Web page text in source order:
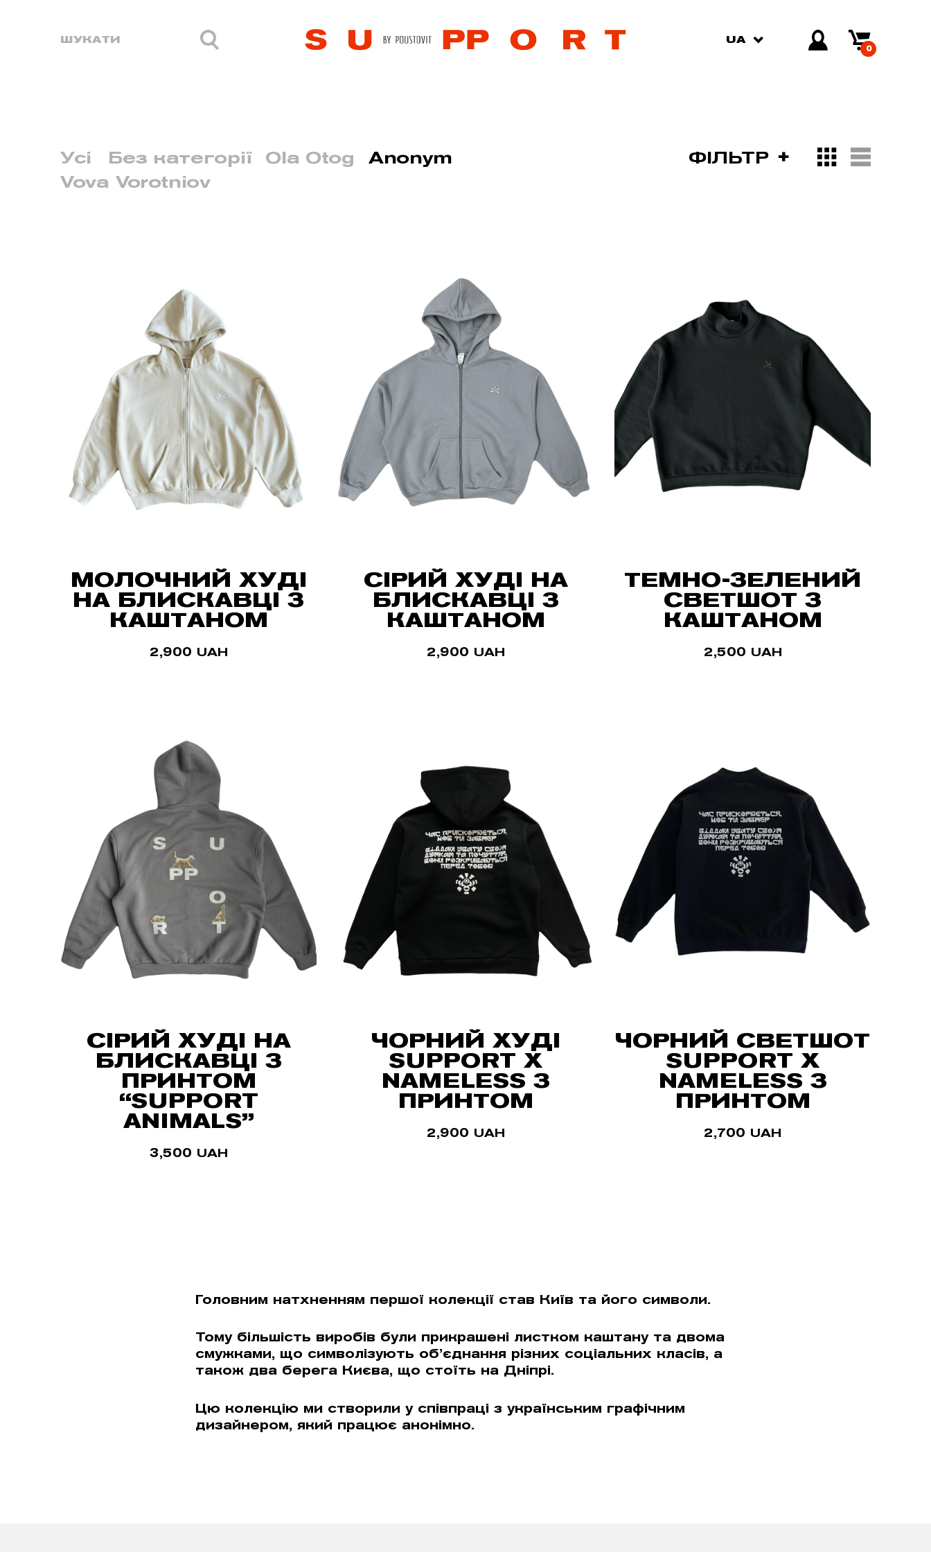
UA
0
Усі Без категорії Ola Otog
Anonym
Vova Vorotniov
ФІЛЬТР
МОЛОЧНИЙ ХУДІ
НА БЛИСКАВЦІ З
КАШТАНОМ
2,900 UAH
СІРИЙ ХУДІ НА
БЛИСКАВЦІ З
КАШТАНОМ
2,900 UAH
ТЕМНО-ЗЕЛЕНИЙ
СВЕТШОТ З
КАШТАНОМ
2,500 UAH
СІРИЙ ХУДІ НА
БЛИСКАВЦІ З
ПРИНТОМ
“SUPPORT
ANIMALS”
3,500 UAH
ЧОРНИЙ ХУДІ
SUPPORT X
NAMELESS З
ПРИНТОМ
2,900 UAH
ЧОРНИЙ СВЕТШОТ
SUPPORT X
NAMELESS З
ПРИНТОМ
2,700 UAH
Головним натхненням першої колекції став Київ та його символи.
Тому більшість виробів були прикрашені листком каштану та двома
смужками, що символізують об’єднання різних соціальних класів, а
також два берега Києва, що стоїть на Дніпрі.
Цю колекцію ми створили у співпраці з українським графiчним
дизайнером, який працює анонiмно.